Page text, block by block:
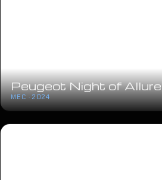
Peugeot Night of Allure
MEC · 2024